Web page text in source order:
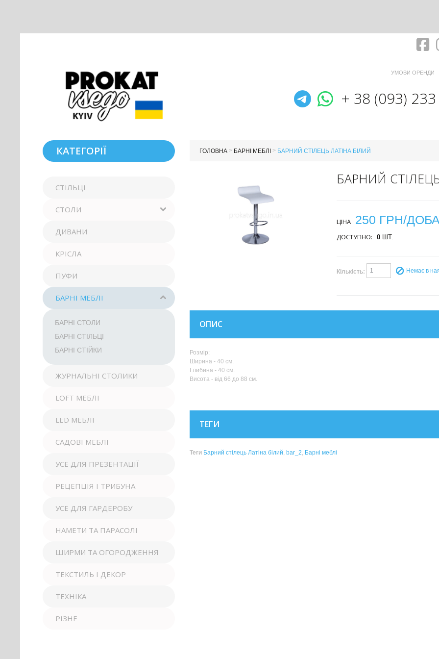
УМОВИ ОРЕНДИ
+ 38 (093)
Telegram
ГОЛОВНА > БАРНІ МЕБЛІ > БАРНИЙ СТІЛЕЦЬ ЛАТІНА БІЛИЙ
БАРНИЙ
ЦІНА 250 ГРН/ДОБА
ДОСТУПНО: 0ШТ.
Кількість: Немає в
ОПИС
Розмір:
Ширина - 40 см.
Глибина - 40 см.
Висота - від 66 до 88 см.
ТЕГИ
Теги Барний стілець Латіна білий, bar_2, Барні меблі
КАТЕГОРІЇ
СТІЛЬЦІ
СТОЛИ
ДИВАНИ
КРІСЛА
ПУФИ
БАРНІ МЕБЛІ
БАРНІ СТОЛИ
БАРНІ СТІЛЬЦІ
БАРНІ СТІЙКИ
ЖУРНАЛЬНІ СТОЛИКИ
LOFT МЕБЛІ
LED МЕБЛІ
САДОВІ МЕБЛІ
УСЕ ДЛЯ ПРЕЗЕНТАЦІЇ
РЕЦЕПЦІЯ І ТРИБУНА
УСЕ ДЛЯ ГАРДЕРОБУ
НАМЕТИ ТА ПАРАСОЛІ
ШИРМИ ТА ОГОРОДЖЕННЯ
ТЕКСТИЛЬ І ДЕКОР
ТЕХНІКА
РІЗНЕ